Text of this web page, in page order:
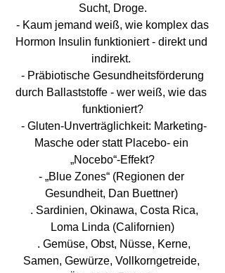
Sucht, Droge.
Hormon Insulin funktioniert - direkt und
indirekt.
durch Ballaststoffe - wer weiß, wie das
funktioniert?
Masche oder statt Placebo- ein
„Nocebo“-Effekt?
- „Blue Zones“ (Regionen der
Gesundheit, Dan Buettner)
Loma Linda (Californien)
Samen, Gewürze, Vollkorngetreide,